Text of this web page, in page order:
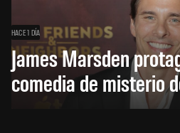
HACE 1 DÍA
James Marsden
comedia de misterio